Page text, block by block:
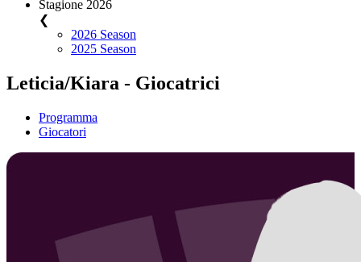
Stagione 2026
❮
2026 Season
2025 Season
Leticia/Kiara - Giocatrici
Programma
Giocatori